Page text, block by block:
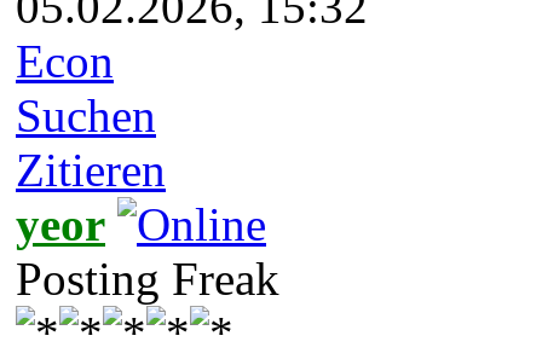
Econ
Suchen
Zitieren
yeor
Posting Freak